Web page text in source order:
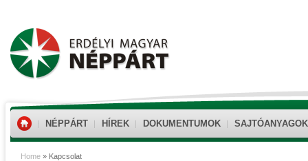
NÉPPÁRT HÍREK DOKUMENTUMOK SAJTÓANYAGOK
Home » Kapcsolat